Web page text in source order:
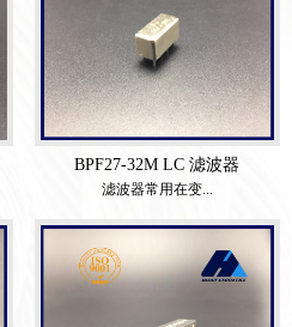
BPF27-32M LC 滤波器
滤波器常用在变...